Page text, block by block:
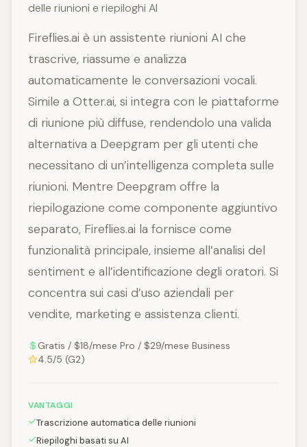
delle riunioni e riepiloghi AI
Fireflies.ai è un assistente riunioni AI che
trascrive, riassume e analizza
automaticamente le conversazioni vocali.
Simile a Otter.ai, si integra con le piattaforme
di riunione più diffuse, rendendolo una valida
alternativa a Deepgram per gli utenti che
necessitano di un’intelligenza completa sulle
riunioni. Mentre Deepgram offre la
riepilogazione come componente aggiuntivo
separato, Fireflies.ai la fornisce come
funzionalità principale, insieme all’analisi del
sentiment e all’identificazione degli oratori. Si
concentra sui casi d’uso aziendali per
vendite, marketing e assistenza clienti.
Gratis / $18/mese Pro / $29/mese Business
4.5/5 (G2)
VANTAGGI
Trascrizione automatica delle riunioni
Riepiloghi basati su AI